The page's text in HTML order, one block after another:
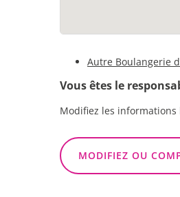
Autre Boulangerie
Vous êtes le
Modifiez les
MODIFIEZ OU